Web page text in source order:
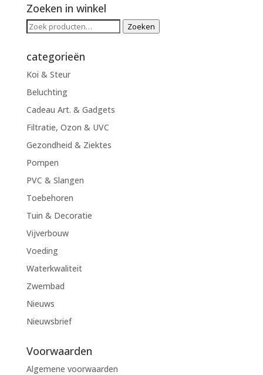
Zoeken in winkel
Zoeken
Zoeken
categorieën
Koi & Steur
Beluchting
Cadeau Art. & Gadgets
Filtratie, Ozon & UVC
Gezondheid & Ziektes
Pompen
PVC & Slangen
Toebehoren
Tuin & Decoratie
Vijverbouw
Voeding
Waterkwaliteit
Zwembad
Nieuws
Nieuwsbrief
Voorwaarden
Algemene voorwaarden